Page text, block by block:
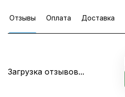
Отзывы Оплата Доставка
Загрузка отзывов...